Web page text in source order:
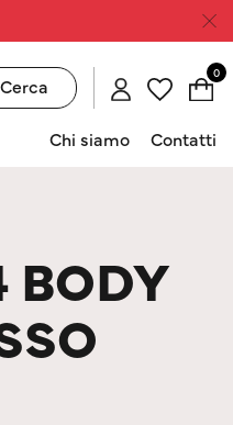
Cerca
0
Chi siamo Contatti
BODY